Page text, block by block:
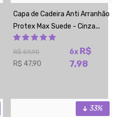
Capa de Cadeira Anti Arranhão
Protex Max Suede - Cinza
Claro
R$ 59,90
R$ 47,90
6x R$
7,98
33%